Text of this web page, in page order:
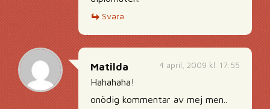
Svara
4 april, 2009 kl. 17:55
Matilda
Hahahaha!
onödig kommentar av mej men..